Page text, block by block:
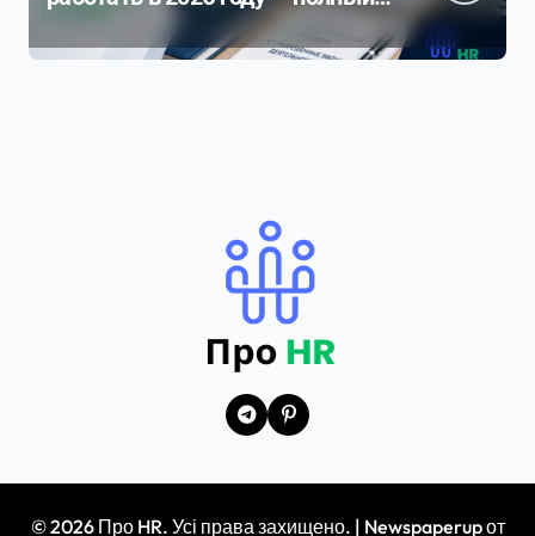
разбор ограничений и рисков
© 2026 Про HR. Усі права захищено. | Newspaperupот